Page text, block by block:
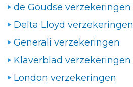
de Goudse verzekeringen
Delta Lloyd verzekeringen
Generali verzekeringen
Klaverblad verzekeringen
London verzekeringen